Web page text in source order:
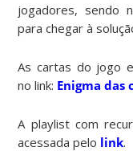
jogadores, sendo
para chegar à
As cartas do jogo
no link: Enigma das
A playlist com
acessada pelo link.